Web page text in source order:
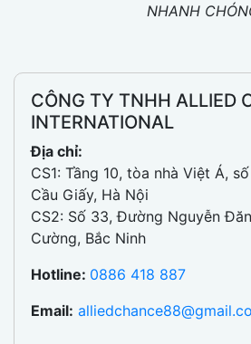
NHANH
CÔNG TY TNHH ALLIED
INTERNATIONAL
Địa chỉ:
CS1: Tầng 10, tòa nhà Việt Á,
Cầu Giấy, Hà Nội
CS2: Số 33, Đường Nguyễn
Cường, Bắc Ninh
Hotline: 0886 418 887
Email: